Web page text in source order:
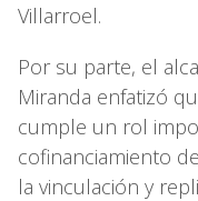
Villarroel.
Por su parte, el
Miranda enfatizó
cumple un rol
cofinanciamiento
la vinculación y